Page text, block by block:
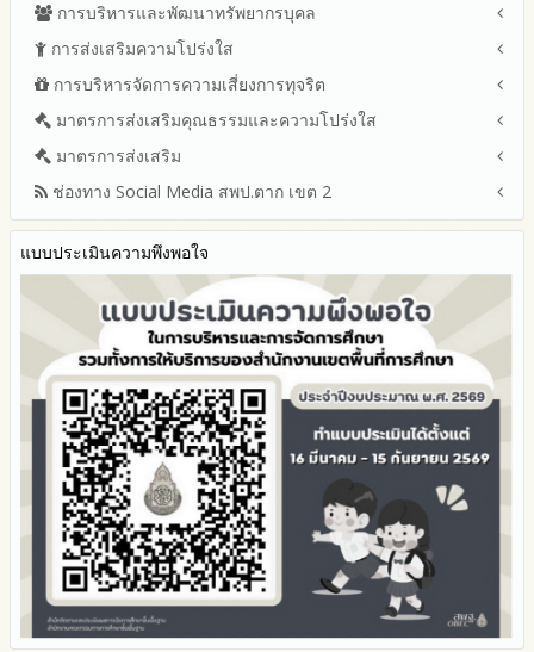
สรุปผลการจัดซื้อจัดจ้างหรือการจัดหาพัสดุรายเดือน ประจำ
ปีงบประมาณ พ.ศ.2569 (แบบ สขร.1)
เขตพื้นที่การศึกษา ประจำปีงบประมาณ พ.ศ. 2568
การบริหารและพัฒนาทรัพยากรบุคล
หลักเกณฑ์และแผนการบริหารและพัฒนาทรัพยากรบุคลล ประจำ
ปีงบประมาณ พ.ศ.2569
รายงานผลการบริหารและพัฒนาทรัพยากรบุคคลประจำ
ปีงบประมาณ
ประมวลจริยธรรมและการขับเคลื่อนจริยธรรม
การส่งเสริมความโปร่งใส
แนวปฏิบัติการจัดการเรื่องร้องเรียนการทุจริตและประพฤติมิชอบ
ช่องทางแจ้งเรื่องร้องเรียนการทุจริตและประพฤติมิชอบ
ข้อมูลสถิติเรื่องร้องเรียนการทุจริตและประพฤติมิชอบ ประจำ
ปีงบประมาณ
การเปิดโอกาสให้มีส่วนร่วมในการดำเนินงานปีงบประมาณ
การบริหารจัดการความเสี่ยงการทุจริต
การขับเคลื่อนนโยบาย No Gift Policy จากการปฏิบัติหน้าที่ และ
การเสริมสร้างความรู้เกี่ยวกับหลักเกณฑ์การรับ ทรัพย์สินหรือประ
โปยชน์อื่นใดโดยธรรมจรรยาของเจ้าพนักงานของรัฐ
การประเมินความเสี่ยง ในสำนักงานเขตพื้นที่การศึกษา ประจำ
ปีงบประมาณ
รายงานผลการดำเนินการตามแผนบริหารจัดการความเสี่ยงการ
ทุจริตของสำนักงานเขตพื้นที่การศึกษา ประจำงบประมาณ
มาตรการส่งเสริมคุณธรรมและความโปร่งใส
แผนปฏิบัติการป้องกันการทุจริตประจำปีงบประมาณ
2569
2568
2567
2566
2565
2564
รายงานผลการดำเนินการป้องกันการทุจริตประจำปี
2568
2567
2566
2565
2564
2563
รายงานการกำกับติดตาม
มาตรการส่งเสริมคุณธรรมและความโปร่งใสภายใน สพท.
การนำผลการประเมิน ITA ไปสู่การพัฒนาองค์กร
รายงานผลการดำเนินการเพื่อส่งเสริมคุณธรรมและความโปร่งใส
มาตรการส่งเสริม
มาตรการเผยแพร่ข้อมูลต่อสาธารณะ
มาตรการส่งเสริมความโปร่งใสในการจัดซื้อจัดจ้าง
มาตราการจัดการเรื่องร้องเรียนการทุจริต
มาตรการป้องกันการรับสินบน
มาตรการป้องกันการขัดกันระหว่างผลประโยชน์ส่วนตนกับส่วนรวม
มาตรการตรวจสอบการใช้ดุลพินิจ
มาตราการให้ผู้มีส่วนได้ส่วนเสียมีส่วนร่วม
ช่องทาง Social Media สพป.ตาก เขต 2
Q&A / ชมเชย / เสนอแนะ
Facebook เพจ สพป.ตาก 2
Youtube ช่อง สพป.ตาก เขต 2
Youtube เรื่องเล่าข่าวตาก 2
แบบประเมินความพึงพอใจ